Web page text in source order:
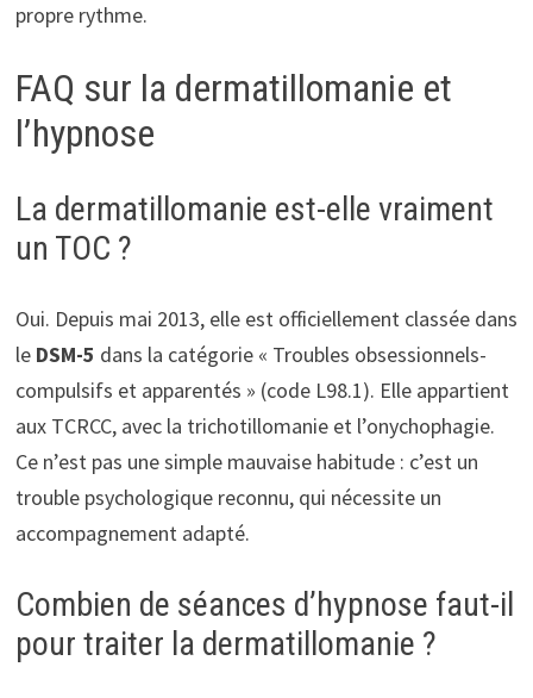
propre rythme.
FAQ sur la dermatillomanie et
l’hypnose
La dermatillomanie est-elle vraiment
un TOC ?
Oui. Depuis mai 2013, elle est officiellement classée dans
le DSM-5 dans la catégorie « Troubles obsessionnels-
compulsifs et apparentés » (code L98.1). Elle appartient
aux TCRCC, avec la trichotillomanie et l’onychophagie.
Ce n’est pas une simple mauvaise habitude : c’est un
trouble psychologique reconnu, qui nécessite un
accompagnement adapté.
Combien de séances d’hypnose faut-il
pour traiter la dermatillomanie ?